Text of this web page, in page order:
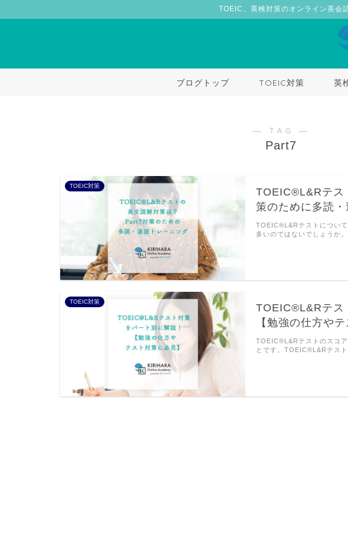
TOEIC、英検対策のオンライン英会
ブログトップ TOEIC対策 英
― TAG ―
Part7
TOEIC対策
TOEIC®L&Rテス
策のために多読
TOEIC®L&Rテストについ
多いのではないでしょうか
TOEIC対策
TOEIC®L&Rテス
【勉強の仕方や
TOEIC®L&Rテストのスコ
とです。TOEIC®L&Rテス